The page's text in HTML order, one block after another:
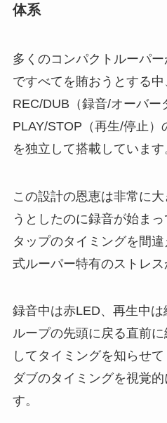
体系
多くのコンパクトルーパ
ですべてを賄おうとする
REC/DUB（録音/オーバー
PLAY/STOP（再生/停止
を独立して搭載しています
この設計の恩恵は非常に
うとしたのに録音が始ま
タップのタイミングを間
式ルーパー特有のストレス
録音中は赤LED、再生中
ループの先頭に戻る直前
してタイミングを知らせ
ダブのタイミングを視覚
す。